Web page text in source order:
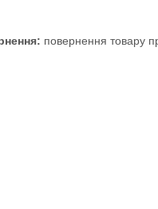
повернення товару